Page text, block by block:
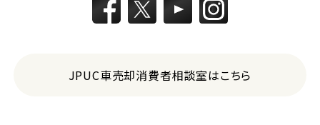
JPUC車売却消費者相談室はこちら